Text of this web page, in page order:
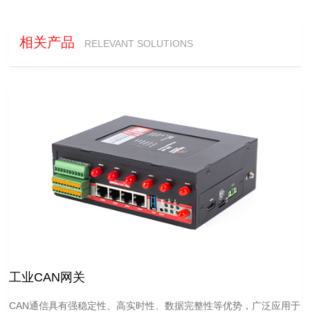
相关产品 RELEVANT SOLUTIONS
工业CAN网关
CAN通信具有强稳定性、高实时性、数据完整性等优势，广泛应用于